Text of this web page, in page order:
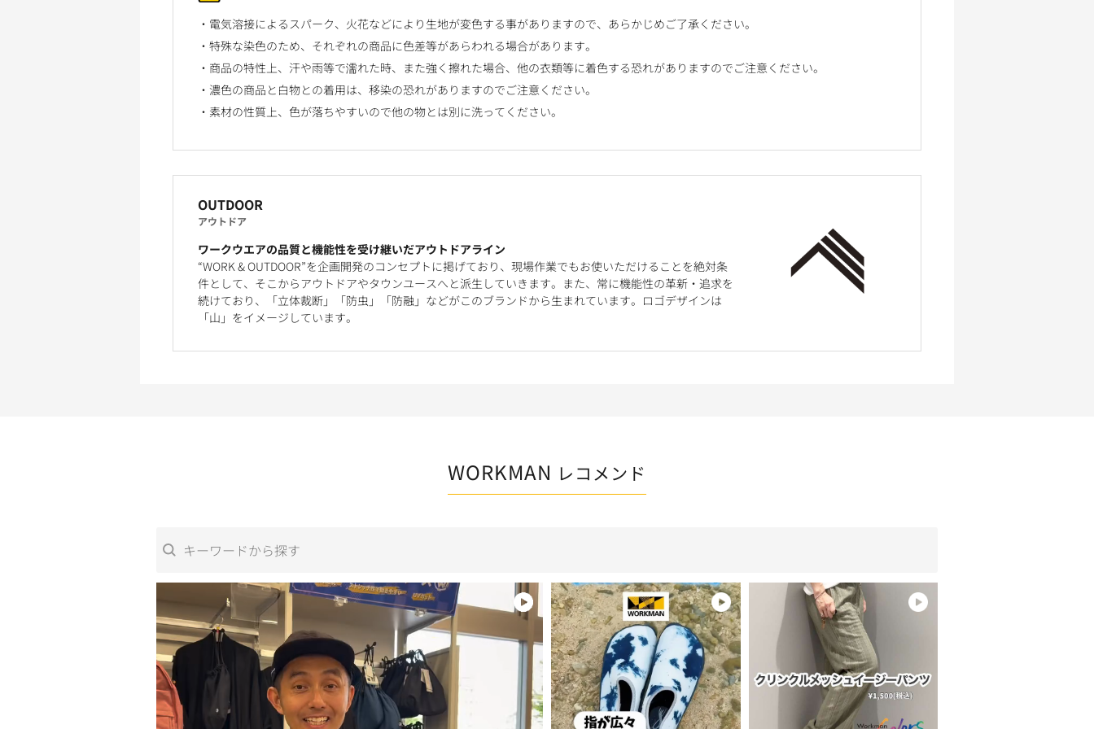
電気溶接によるスパーク、火花などにより生地が変色する事がありますので、あらかじめご了承ください。
特殊な染色のため、それぞれの商品に色差等があらわれる場合があります。
商品の特性上、汗や雨等で濡れた時、また強く擦れた場合、他の衣類等に着色する恐れがありますのでご注意ください。
濃色の商品と白物との着用は、移染の恐れがありますのでご注意ください。
素材の性質上、色が落ちやすいので他の物とは別に洗ってください。
OUTDOOR
アウトドア
ワークウエアの品質と機能性を受け継いだアウトドアライン
“WORK & OUTDOOR”を企画開発のコンセプトに掲げており、現場作業でもお使いただけることを絶対条
件として、そこからアウトドアやタウンユースへと派生していきます。また、常に機能性の革新・追求を
続けており、「立体裁断」「防虫」「防融」などがこのブランドから生まれています。ロゴデザインは
「山」をイメージしています。
WORKMAN レコメンド